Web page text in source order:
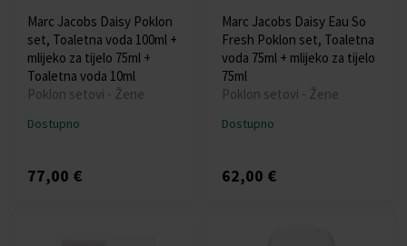
Marc Jacobs Daisy Poklon
set, Toaletna voda 100ml +
mlijeko za tijelo 75ml +
Toaletna voda 10ml
Poklon setovi - Žene
Dostupno
77,00 €
Marc Jacobs Daisy Eau So
Fresh Poklon set, Toaletna
voda 75ml + mlijeko za tijelo
75ml
Poklon setovi - Žene
Dostupno
62,00 €